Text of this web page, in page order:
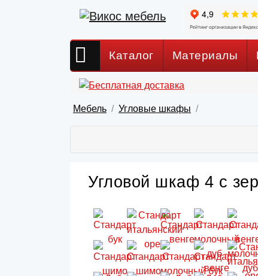
Каталог Материалы
Мебель Угловые шкафы
Угловой шкаф 4 с